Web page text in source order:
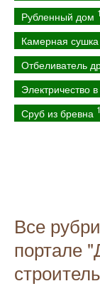
Рубленный дом
Камерная
Отбеливатель
Электричество
Сруб из бревна
Все
портале